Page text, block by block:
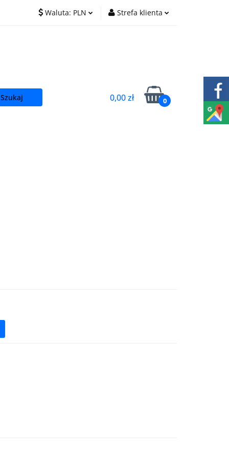
Waluta: PLN Strefa klienta
0,00 zł 0
Praca